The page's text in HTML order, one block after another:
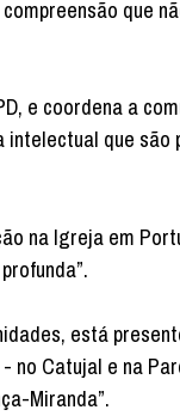
que
e coordena a
que
na Igreja em
está
no Catujal e na
Miranda”.